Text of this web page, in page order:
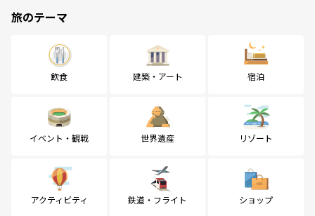
旅のテーマ
飲食 建築・アート 宿泊
イベント・観戦 世界遺産 リゾート
アクティビティ 鉄道・フライト ショップ